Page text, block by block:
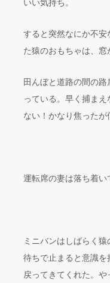
いい気持ち。
すると突然なにか不
た猿のおもちゃは、窓
田んぼと道路の間の
っている。早く捕ま
ない！かなり焦ったが
運転席の妻は落ち着い
ミニバンはしばらく
待ちで止まると意識
戻ってきてくれた。